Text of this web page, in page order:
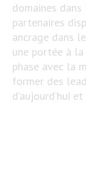
domaines
partenaires
ancrage dans
une portée à
phase avec la
former des
d’aujourd’hui